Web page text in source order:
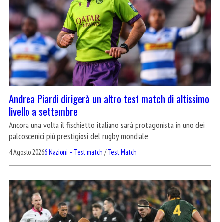
Andrea Piardi dirigerà un altro test match di altissimo
livello a settembre
Ancora una volta il fischietto italiano sarà protagonista in uno dei
palcoscenici più prestigiosi del rugby mondiale
4 Agosto 20266 Nazioni – Test match /Test Match